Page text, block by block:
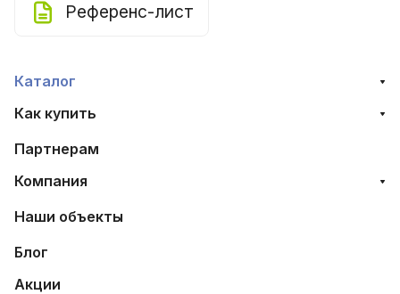
Референс-лист
Каталог
Как купить
Партнерам
Компания
Наши объекты
Блог
Акции